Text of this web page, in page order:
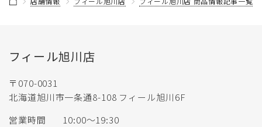
フィール旭川店
〒070-0031
北海道旭川市一条通8-108 フィール旭川6F
営業時間
10:00〜19:30